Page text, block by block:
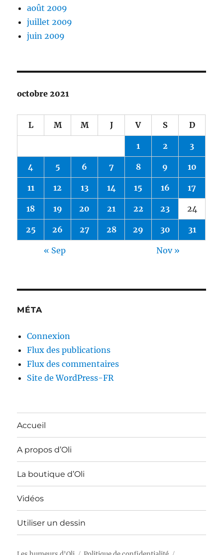
août 2009
juillet 2009
juin 2009
octobre 2021
L M M J V S D
1 2 3
4 5 6 7 8 9 10
11 12 13 14 15 16 17
18 19 20 21 22 23 24
25 26 27 28 29 30 31
« Sep Nov »
MÉTA
Connexion
Flux des publications
Flux des commentaires
Site de WordPress-FR
Accueil
A propos d’Oli
La boutique d’Oli
Vidéos
Utiliser un dessin